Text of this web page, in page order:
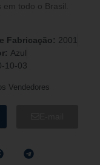
todo o Brasil.
Fabricação: 2001
Azul
10-03
Vendedores